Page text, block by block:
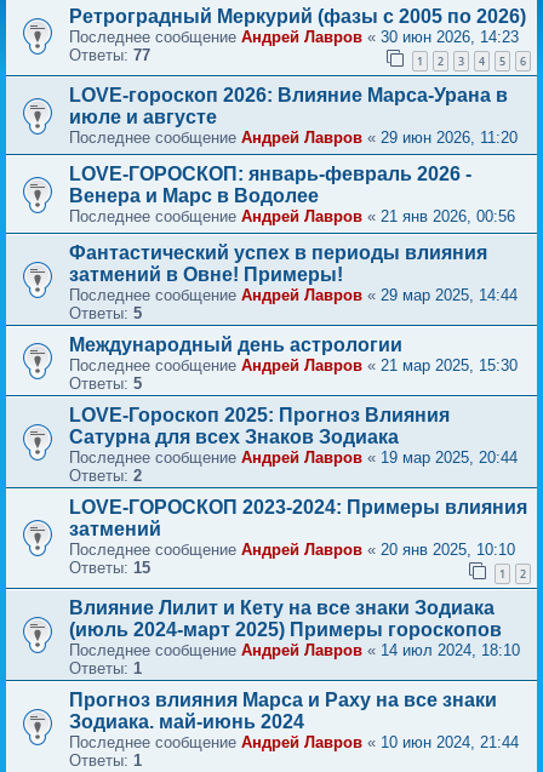
Ретроградный Меркурий (фазы с 2005 по 2026)
Последнее сообщение Андрей Лавров « 30 июн 2026, 14:23
Ответы: 77 1 2 3 4 5 6
LOVE-гороскоп 2026: Влияние Марса-Урана в
июле и августе
Последнее сообщение Андрей Лавров « 29 июн 2026, 11:20
LOVE-ГОРОСКОП: январь-февраль 2026 -
Венера и Марс в Водолее
Последнее сообщение Андрей Лавров « 21 янв 2026, 00:56
Фантастический успех в периоды влияния
затмений в Овне! Примеры!
Последнее сообщение Андрей Лавров « 29 мар 2025, 14:44
Ответы: 5
Международный день астрологии
Последнее сообщение Андрей Лавров « 21 мар 2025, 15:30
Ответы: 5
LOVE-Гороскоп 2025: Прогноз Влияния
Сатурна для всех Знаков Зодиака
Последнее сообщение Андрей Лавров « 19 мар 2025, 20:44
Ответы: 2
LOVE-ГОРОСКОП 2023-2024: Примеры влияния
затмений
Последнее сообщение Андрей Лавров « 20 янв 2025, 10:10
Ответы: 15 1 2
Влияние Лилит и Кету на все знаки Зодиака
(июль 2024-март 2025) Примеры гороскопов
Последнее сообщение Андрей Лавров « 14 июл 2024, 18:10
Ответы: 1
Прогноз влияния Марса и Раху на все знаки
Зодиака. май-июнь 2024
Последнее сообщение Андрей Лавров « 10 июн 2024, 21:44
Ответы: 1